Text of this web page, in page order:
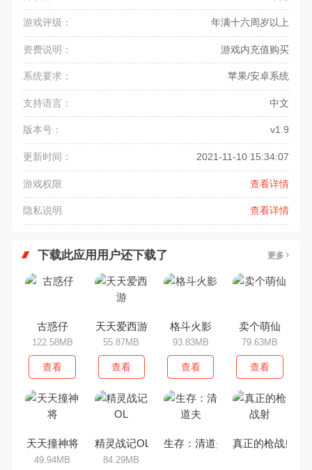
游戏评级： 年满十六周岁以上
资费说明： 游戏内充值购买
系统要求： 苹果/安卓系统
支持语言： 中文
版本号： v1.9
更新时间： 2021-11-10 15:34:07
游戏权限 查看详情
隐私说明 查看详情
下载此应用用户还下载了 更多
古惑仔
122.58MB
查看
天天爱西游
55.87MB
查看
格斗火影
93.83MB
查看
卖个萌仙
79.63MB
查看
天天撞神将
49.94MB
精灵战记OL
84.29MB
生存：清道夫 真正的枪战射